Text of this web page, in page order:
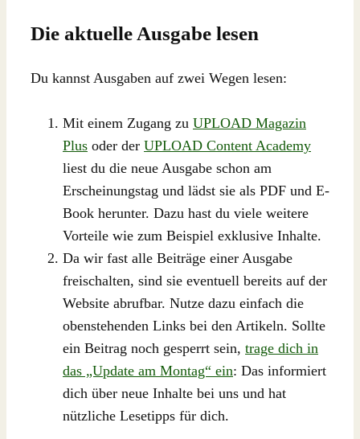
Die aktuelle Ausgabe lesen
Du kannst Ausgaben auf zwei Wegen lesen:
Mit einem Zugang zu UPLOAD Magazin
Plus oder der UPLOAD Content Academy
liest du die neue Ausgabe schon am
Erscheinungstag und lädst sie als PDF und E-
Book herunter. Dazu hast du viele weitere
Vorteile wie zum Beispiel exklusive Inhalte.
Da wir fast alle Beiträge einer Ausgabe
freischalten, sind sie eventuell bereits auf der
Website abrufbar. Nutze dazu einfach die
obenstehenden Links bei den Artikeln. Sollte
ein Beitrag noch gesperrt sein, trage dich in
das „Update am Montag“ ein: Das informiert
dich über neue Inhalte bei uns und hat
nützliche Lesetipps für dich.